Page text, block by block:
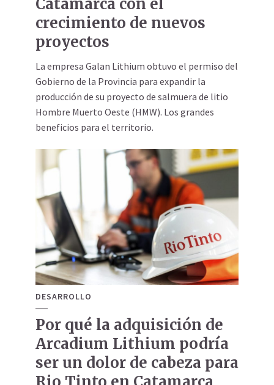
Catamarca con el
crecimiento de nuevos
proyectos
La empresa Galan Lithium obtuvo el permiso del
Gobierno de la Provincia para expandir la
producción de su proyecto de salmuera de litio
Hombre Muerto Oeste (HMW). Los grandes
beneficios para el territorio.
DESARROLLO
Por qué la adquisición de
Arcadium Lithium podría
ser un dolor de cabeza para